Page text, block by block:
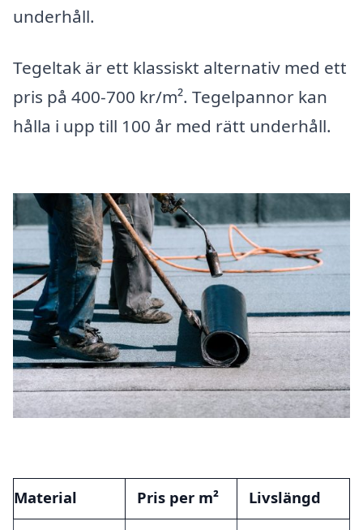
underhåll.
Tegeltak är ett klassiskt alternativ med ett
pris på 400-700 kr/m². Tegelpannor kan
hålla i upp till 100 år med rätt underhåll.
Material Pris per m² Livslängd